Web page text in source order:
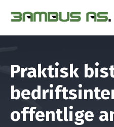
Praktisk
offentlige